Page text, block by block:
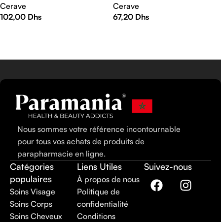
Cerave
102,00 Dhs
Cerave
67,20 Dhs
Nous sommes votre référence incontournable
pour tous vos achats de produits de
parapharmacie en ligne.
Catégories
populaires
Soins Visage
Soins Corps
Soins Cheveux
Liens Utiles
À propos de nous
Politique de
confidentialité
Conditions
Suivez-nous